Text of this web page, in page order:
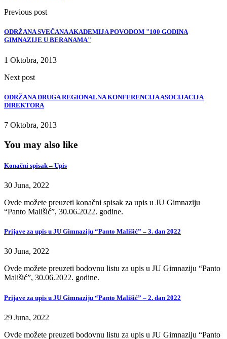
Previous post
ODRŽANA SVEČANA AKADEMIJA POVODOM "100 GODINA
GIMNAZIJE U BERANAMA"
1 Oktobra, 2013
Next post
ODRŽANA DRUGA REGIONALNA KONFERENCIJA ASOCIJACIJA
DIREKTORA
7 Oktobra, 2013
You may also like
Konačni spisak – Upis
30 Juna, 2022
Ovde možete preuzeti konačni spisak za upis u JU Gimnaziju
“Panto Mališić”, 30.06.2022. godine.
Prijave za upis u JU Gimnaziju “Panto Mališić” – 3. dan 2022
30 Juna, 2022
Ovde možete preuzeti bodovnu listu za upis u JU Gimnaziju “Panto
Mališić”, 30.06.2022. godine.
Prijave za upis u JU Gimnaziju “Panto Mališić” – 2. dan 2022
29 Juna, 2022
Ovde možete preuzeti bodovnu listu za upis u JU Gimnaziju “Panto